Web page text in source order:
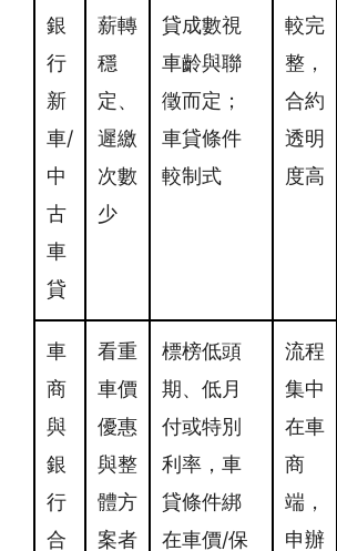
銀
行
新
車/
中
古
車
貸
薪轉
穩
定、
遲繳
次數
少
貸成數視
車齡與聯
徵而定；
車貸條件
較制式
較完
整，
合約
透明
度高
車
商
與
銀
行
合
看重
車價
優惠
與整
體方
案者
標榜低頭
期、低月
付或特別
利率，車
貸條件綁
在車價/保
流程
集中
在車
商
端，
申辦